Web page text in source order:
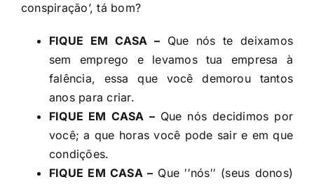
conspiração’, tá bom?
FIQUE EM CASA – Que nós te deixamos
sem emprego e levamos tua empresa à
falência, essa que você demorou tantos
anos para criar.
FIQUE EM CASA –Que nós decidimos por
você; a que horas você pode sair e em que
condições.
FIQUE EM CASA – Que ′′nós′′ (seus donos)